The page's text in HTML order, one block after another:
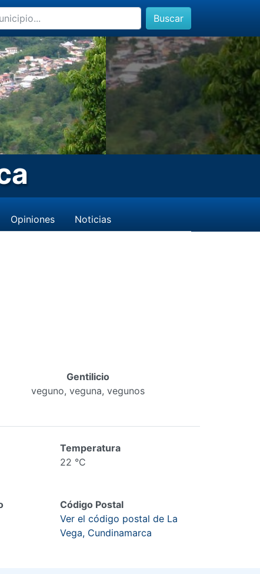
Buscar
Opiniones Noticias
Gentilicio
veguno, veguna, vegunos
Temperatura
22 °C
Código Postal
Ver el código postal de La
Vega, Cundinamarca